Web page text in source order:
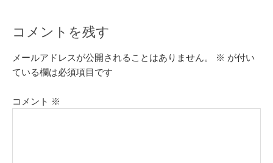
コメントを残す
メールアドレスが公開されることはありません。 ※ が付い
ている欄は必須項目です
コメント ※